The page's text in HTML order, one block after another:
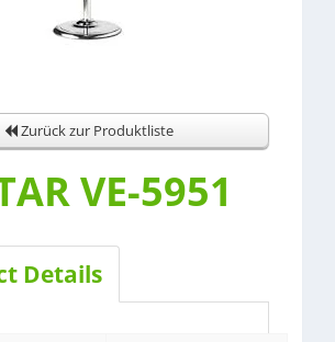
Zurück zur Produktliste
VE-5951
Details